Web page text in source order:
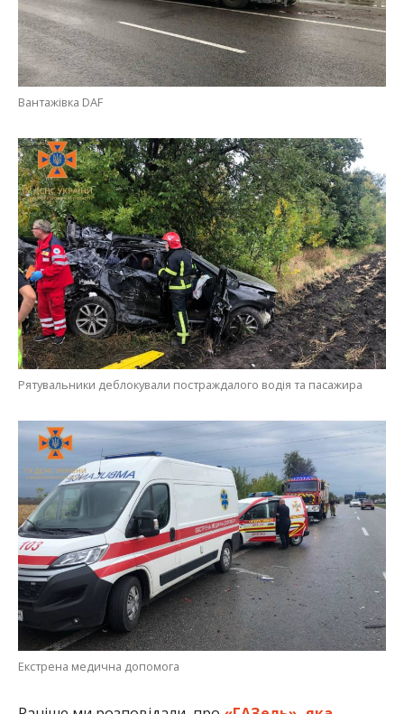
Вантажівка DAF
Рятувальники деблокували постраждалого водія та пасажира
Екстрена медична допомога